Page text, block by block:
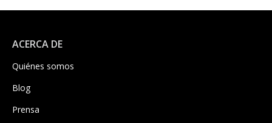
ACERCA DE
Quiénes somos
Blog
Prensa